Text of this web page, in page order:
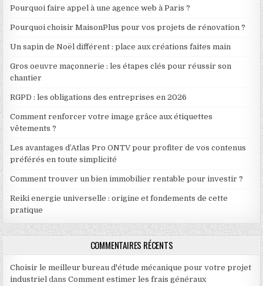
Pourquoi faire appel à une agence web à Paris ?
Pourquoi choisir MaisonPlus pour vos projets de rénovation ?
Un sapin de Noël différent : place aux créations faites main
Gros oeuvre maçonnerie : les étapes clés pour réussir son
chantier
RGPD : les obligations des entreprises en 2026
Comment renforcer votre image grâce aux étiquettes
vêtements ?
Les avantages d’Atlas Pro ONTV pour profiter de vos contenus
préférés en toute simplicité
Comment trouver un bien immobilier rentable pour investir ?
Reiki energie universelle : origine et fondements de cette
pratique
COMMENTAIRES RÉCENTS
Choisir le meilleur bureau d'étude mécanique pour votre projet
industriel dansComment estimer les frais généraux